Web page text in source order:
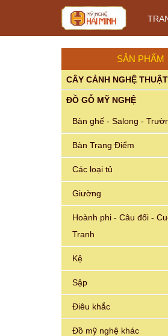
SẢN PHẨM
CÂY CẢNH NGHỆ THUẬT
ĐỒ GỖ MỸ NGHỆ
Bàn ghế - Salong -
Bàn Trang Điểm
Các loại tủ
Giường
Hoành phi - Câu đối -
Tranh
Kệ
Sập
Điêu khắc
Đồ mỹ nghệ khác